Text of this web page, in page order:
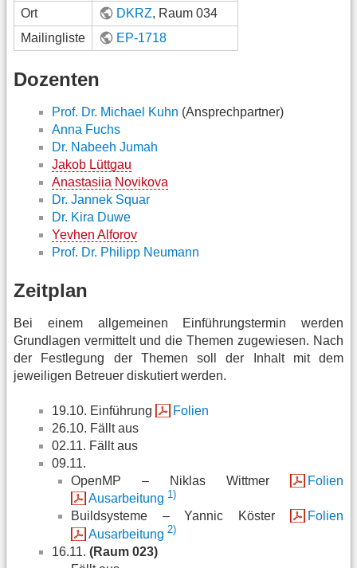
Ort
DKRZ, Raum 034
Mailingliste
EP-1718
Dozenten
Prof. Dr. Michael Kuhn (Ansprechpartner)
Anna Fuchs
Dr. Nabeeh Jumah
Jakob Lüttgau
Anastasiia Novikova
Dr. Jannek Squar
Dr. Kira Duwe
Yevhen Alforov
Prof. Dr. Philipp Neumann
Zeitplan
Bei einem allgemeinen Einführungstermin werden
Grundlagen vermittelt und die Themen zugewiesen. Nach
der Festlegung der Themen soll der Inhalt mit dem
jeweiligen Betreuer diskutiert werden.
19.10. Einführung
Folien
26.10. Fällt aus
02.11. Fällt aus
09.11.
OpenMP – Niklas Wittmer
Folien
Ausarbeitung 1)
Buildsysteme – Yannic Köster
Folien
Ausarbeitung 2)
16.11. (Raum 023)